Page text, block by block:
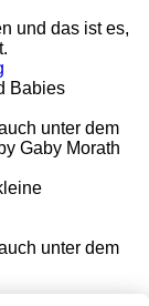
und das ist es,
Babies
unter dem
Gaby Morath
unter dem